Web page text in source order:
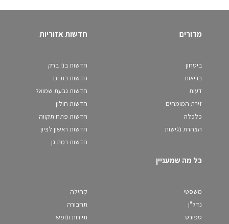
מדורים
ביטחון
בריאות
דעות
זירת המומחים
כלכלה
הצהרת נגישות
חדשות אזוריות
חדשות בני ברק
חדשות בת ים
חדשות גבעת שמואל
חדשות חולון
חדשות פתח תקווה
חדשות ראשון לציון
חדשות רמת גן
כל מה שמעניין
משפטי
נדל"ן
ספורט
קהילה
תחבורה
תיירות ונופש